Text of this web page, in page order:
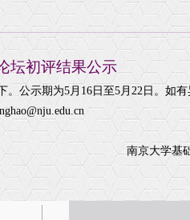
名师导学
坛初评结果公示
公示期为5月16日至5月22日。如
南京大学基